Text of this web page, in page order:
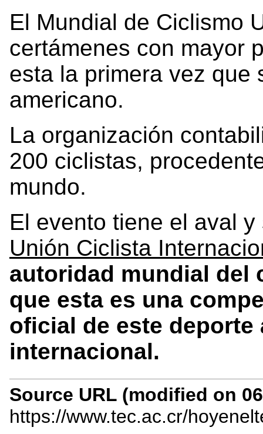
El Mundial de Ciclismo
certámenes con mayor
esta la primera vez que
americano.
La organización
200 ciclistas,
mundo.
El evento tiene el aval
Unión Ciclista
autoridad mundial del
que esta es una
oficial de este deporte
internacional.
Source URL (modified on
https://www.tec.ac.cr/